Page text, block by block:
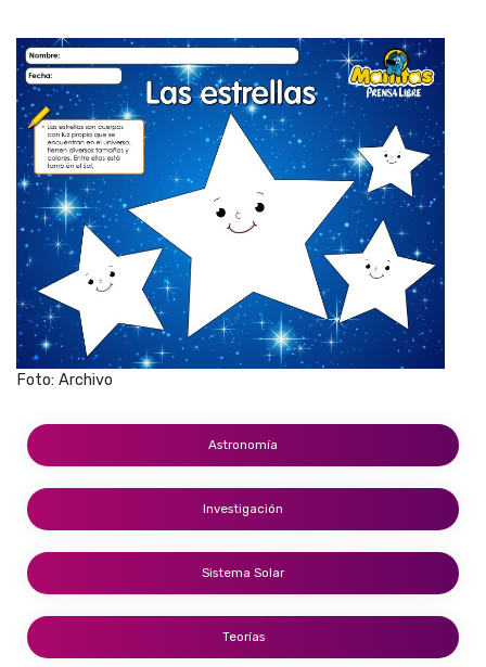
Foto: Archivo
Astronomía
Investigación
Sistema Solar
Teorías